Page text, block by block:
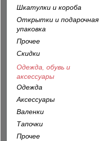
Шкатулки и короба
Открытки и подарочная
упаковка
Прочее
Скидки
Одежда, обувь и
аксессуары
Одежда
Аксессуары
Валенки
Тапочки
Прочее